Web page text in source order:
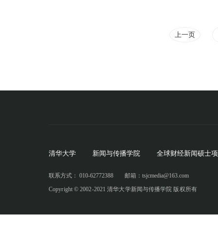
上一页
清华大学 新闻与传播学院 全球财经新闻硕士
联系方式： 010-62772388
邮箱：tsjcmedia@163.com
Copyright © 2002-2021 清华大学新闻与传播学院 版权所有